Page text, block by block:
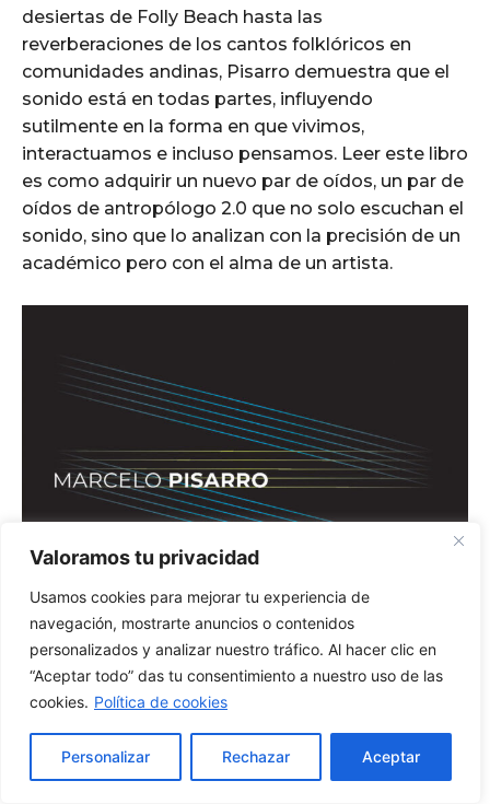
Valoramos tu privacidad
Usamos cookies para mejorar tu experiencia de
navegación, mostrarte anuncios o contenidos
personalizados y analizar nuestro tráfico. Al hacer clic en
“Aceptar todo” das tu consentimiento a nuestro uso de las
cookies. Política de cookies
Personalizar Rechazar Aceptar